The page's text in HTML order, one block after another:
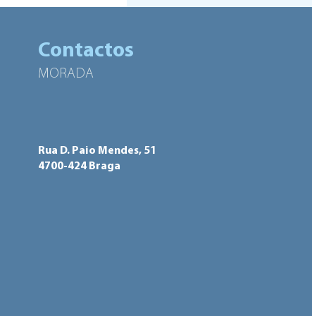
Contactos
MORADA
Rua D. Paio Mendes, 51
4700-424 Braga